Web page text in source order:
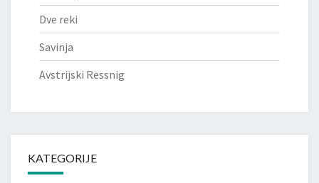
Dve reki
Savinja
Avstrijski Ressnig
KATEGORIJE